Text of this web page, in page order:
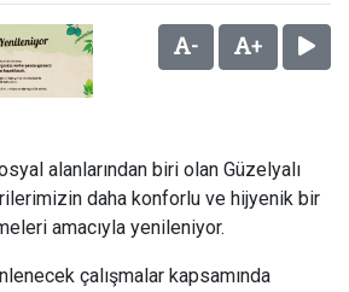
- +
alanlarından biri olan Güzelyalı
daha konforlu ve hijyenik bir
amacıyla yenileniyor.
çalışmalar kapsamında